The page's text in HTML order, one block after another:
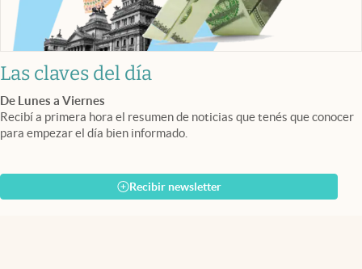
Las claves del día
De Lunes a Viernes
Recibí a primera hora el resumen de noticias que tenés que conocer
para empezar el día bien informado.
Recibir newsletter